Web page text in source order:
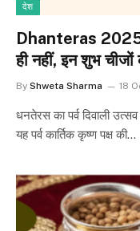
देश
Dhanteras 2025
ही नहीं, इन शुभ चीजों
By Shweta Sharma 18
धनतेरस का पर्व दिवाली
यह पर्व कार्तिक कृष्ण पक्ष की…